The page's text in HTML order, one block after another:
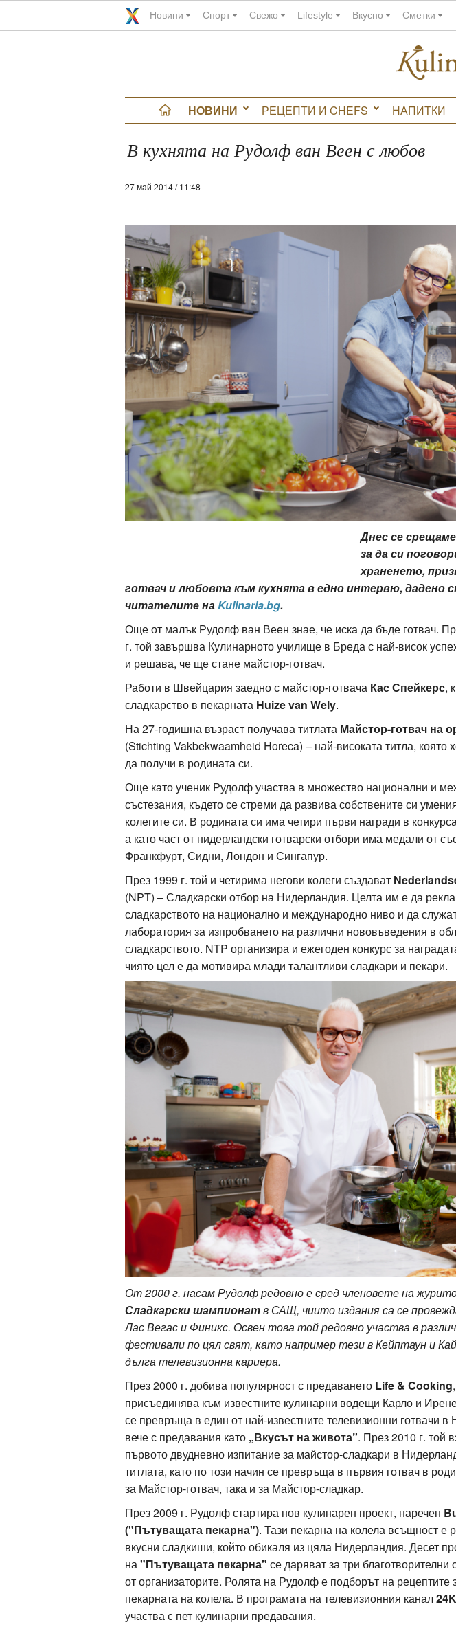
Новини Спорт Свежо Lifestyle Вкусно Сметки
НОВИНИ РЕЦЕПТИ И CHEFS НАПИТКИ
В кухнята на Рудолф ван Веен с любов
27 май 2014 / 11:48
Днес се
за да си
храненето,
готвач и любовта към кухнята в едно интервю, дадено
читателите наKulinaria.bg.
Още от малък Рудолф ван Веен знае, че иска да бъде готвач.
г. той завършва Кулинарното училище в Бреда с най-висок
и решава, че ще стане майстор-готвач.
Работи в Швейцария заедно с майстор-готвача Кас Спейкерс,
сладкарство в пекарната Huize van Wely.
На 27-годишна възраст получава титлата Майстор-готвач на
(Stichting Vakbekwaamheid Horeca) – най-високата титла, която
да получи в родината си.
Още като ученик Рудолф участва в множество национални и
състезания, където се стреми да развива собствените си
колегите си. В родината си има четири първи награди в
а като част от нидерландски готварски отбори има медали от
Франкфурт, Сидни, Лондон и Сингапур.
През 1999 г. той и четирима негови колеги създават
(NPT) – Сладкарски отбор на Нидерландия. Целта им е да
сладкарството на национално и международно ниво и да
лаборатория за изпробването на различни нововъведения в
сладкарството. NTP организира и ежегоден конкурс за
чиято цел е да мотивира млади талантливи сладкари и пекари.
От 2000 г. насам Рудолф редовно е сред членовете на
Сладкарски шампионатв САЩ, чиито издания са се
Лас Вегас и Финикс. Освен това той редовно участва в
фестивали по цял свят, като например тези в Кейптаун и
дълга телевизионна кариера.
През 2000 г. добива популярност с предаването Life & Cooking
присъединява към известните кулинарни водещи Карло и
се превръща в един от най-известните телевизионни готвачи
вече с предавания като „Вкусът на живота”. През 2010 г. той
първото двудневно изпитание за майстор-сладкари в
титлата, като по този начин се превръща в първия готвач в
за Майстор-готвач, така и за Майстор-сладкар.
През 2009 г. Рудолф стартира нов кулинарен проект, наречен
("Пътуващата пекарна"). Тази пекарна на колела всъщност е
вкусни сладкиши, който обикаля из цяла Нидерландия. Десет
на"Пътуващата пекарна" се даряват за три благотворителни
от организаторите. Ролята на Рудолф е подборът на рецептите
пекарната на колела. В програмата на телевизионния канал
участва с пет кулинарни предавания.